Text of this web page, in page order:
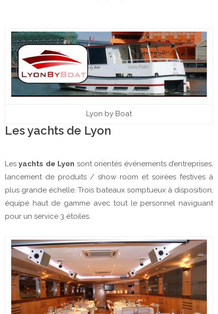
Lyon by Boat
Les yachts de Lyon
Lesyachts de Lyon sont orientés événements d’entreprises,
lancement de produits / show room et soirées festives à
plus grande échelle. Trois bateaux somptueux à disposition,
équipé haut de gamme avec tout le personnel naviguant
pour un service 3 étoiles.